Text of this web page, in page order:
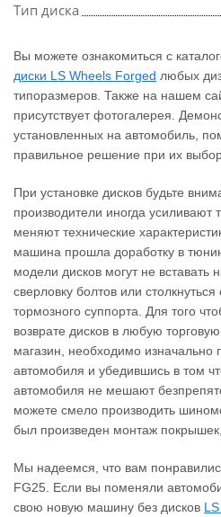
Тип диска
Вы можете ознакомиться с
диски LS Wheels Forged любых
типоразмеров. Также на нашем
присутствует фотогалерея.
установленных на автомобиль,
правильное решение при их
При установке дисков будьте
производители иногда усиливают
меняют технические
машина прошла доработку в
модели дисков могут не вставать
сверловку болтов или
тормозного суппорта. Для того
возврате дисков в любую
магазин, необходимо изначально
автомобиля и убедившись в том
автомобиля не мешают
можете смело производить
был произведен монтаж
Мы надеемся, что вам
FG25. Если вы поменяли
свою новую машину без дисков